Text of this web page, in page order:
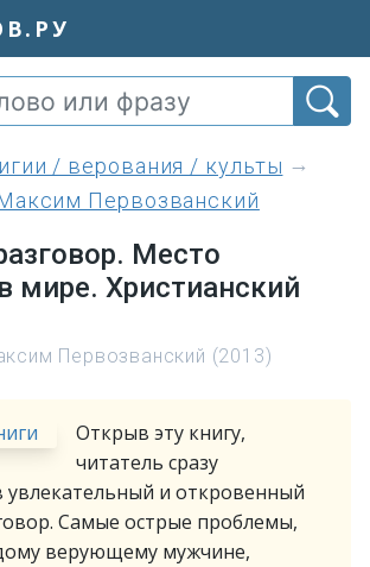
/ верования / культы
Первозванский
Место
мире. Христианский
Первозванский (2013)
Открыв эту книгу,
читатель сразу
увлекательный и откровенный
Самые острые проблемы,
верующему мужчине,